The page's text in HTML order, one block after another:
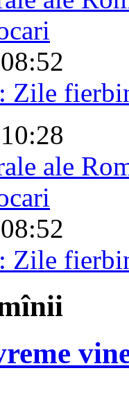
Zile
ale
Zile